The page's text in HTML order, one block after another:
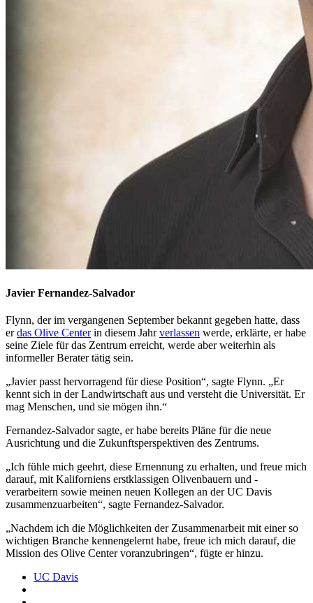
Javier Fernandez-Salvador
Flynn, der im vergangenen September bekannt gegeben hatte, dass
erdas Olive Centerin diesem Jahrverlassen werde, erklärte, er habe
seine Ziele für das Zentrum erreicht, werde aber weiterhin als
informeller Berater tätig sein.
„Javier passt hervorragend für diese Position“, sagte Flynn. „Er
kennt sich in der Landwirtschaft aus und versteht die Universität. Er
mag Menschen, und sie mögen ihn.“
Fernandez-Salvador sagte, er habe bereits Pläne für die neue
Ausrichtung und die Zukunftsperspektiven des Zentrums.
„Ich fühle mich geehrt, diese Ernennung zu erhalten, und freue mich
darauf, mit Kaliforniens erstklassigen Olivenbauern und -
verarbeitern sowie meinen neuen Kollegen an der UC Davis
zusammenzuarbeiten“, sagte Fernandez-Salvador.
„Nachdem ich die Möglichkeiten der Zusammenarbeit mit einer so
wichtigen Branche kennengelernt habe, freue ich mich darauf, die
Mission des Olive Center voranzubringen“, fügte er hinzu.
UC Davis